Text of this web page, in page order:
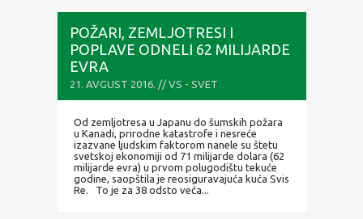
POŽARI, ZEMLJOTRESI I
POPLAVE ODNELI 62 MILIJARDE
EVRA
21. AVGUST 2016. // VS - SVET
Od zemljotresa u Japanu do šumskih požara
u Kanadi, prirodne katastrofe i nesreće
izazvane ljudskim faktorom nanele su štetu
svetskoj ekonomiji od 71 milijarde dolara (62
milijarde evra) u prvom polugodištu tekuće
godine, saopštila je reosiguravajuća kuća Svis
Re. To je za 38 odsto veća...